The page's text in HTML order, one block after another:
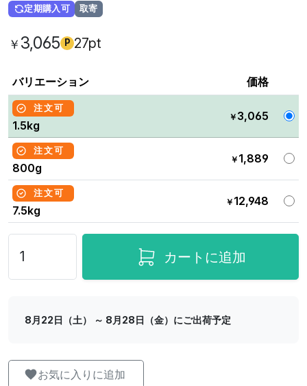
定期購入可 取寄
￥ 3,065 P 27pt
バリエーション 価格
注文可
1.5kg
￥ 3,065
注文可
800g
￥ 1,889
注文可
7.5kg
￥ 12,948
カートに追加
8月22日（土） ～ 8月28日（金）にご出荷予定
お気に入りに追加